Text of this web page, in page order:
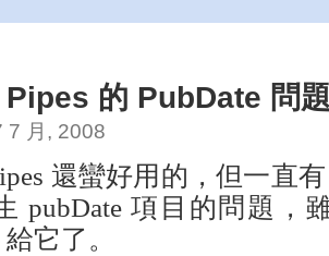
的 PubDate 問
7 月, 2008
還蠻好用的，但一直
pubDate 項目的問題，
它了。